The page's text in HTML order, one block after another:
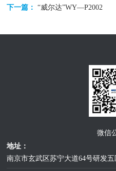
下一篇：“威尔达”WY—P2002
微信
地址：
南京市玄武区苏宁大道64号研发